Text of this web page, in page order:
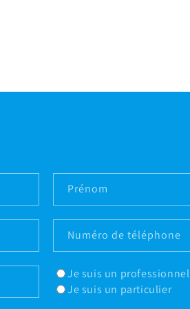
Prénom
Numéro de téléphone
Je suis un professionnel
Je suis un particulier